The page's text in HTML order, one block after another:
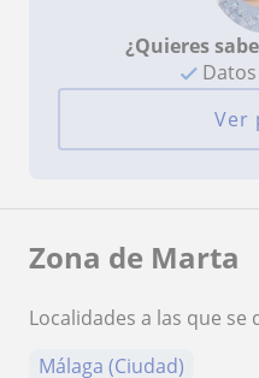
¿Quieres
Datos
Ver
Zona de Marta
Localidades a las que se
Málaga (Ciudad)